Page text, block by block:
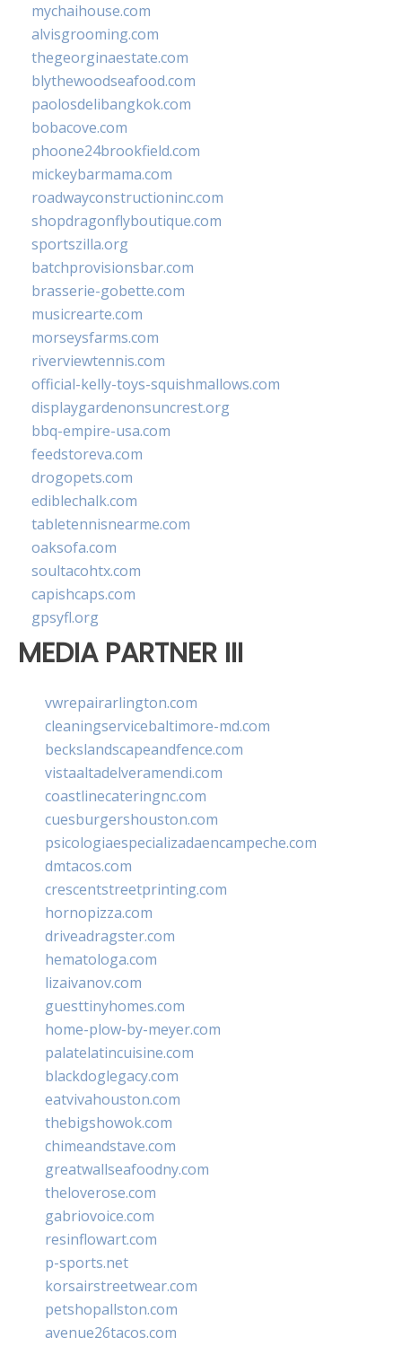
mychaihouse.com
alvisgrooming.com
thegeorginaestate.com
blythewoodseafood.com
paolosdelibangkok.com
bobacove.com
phoone24brookfield.com
mickeybarmama.com
roadwayconstructioninc.com
shopdragonflyboutique.com
sportszilla.org
batchprovisionsbar.com
brasserie-gobette.com
musicrearte.com
morseysfarms.com
riverviewtennis.com
official-kelly-toys-squishmallows.com
displaygardenonsuncrest.org
bbq-empire-usa.com
feedstoreva.com
drogopets.com
ediblechalk.com
tabletennisnearme.com
oaksofa.com
soultacohtx.com
capishcaps.com
gpsyfl.org
MEDIA PARTNER III
vwrepairarlington.com
cleaningservicebaltimore-md.com
beckslandscapeandfence.com
vistaaltadelveramendi.com
coastlinecateringnc.com
cuesburgershouston.com
psicologiaespecializadaencampeche.com
dmtacos.com
crescentstreetprinting.com
hornopizza.com
driveadragster.com
hematologa.com
lizaivanov.com
guesttinyhomes.com
home-plow-by-meyer.com
palatelatincuisine.com
blackdoglegacy.com
eatvivahouston.com
thebigshowok.com
chimeandstave.com
greatwallseafoodny.com
theloverose.com
gabriovoice.com
resinflowart.com
p-sports.net
korsairstreetwear.com
petshopallston.com
avenue26tacos.com